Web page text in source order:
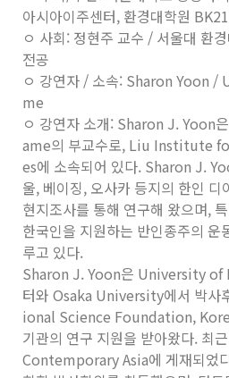
아시아이주센터, 환경대학원 BK21
ㅇ 사회: 정현주 교수 / 서울대 환
전공
ㅇ 강연자 / 소속: Sharon Yoon
me
ㅇ 강연자 소개: Sharon J.
ame의 부교수로, Liu Institute
es에 소속되어 있다. Sharon J.
울, 베이징, 오사카 등지의 한인
현지조사를 통해 연구해 왔으며,
한국인을 지원하는 반인종주의 운
루고 있다.
Sharon J. Yoon은 University of
터와 Osaka University에서 박사
ional Science Foundation,
기관의 연구 지원을 받아왔다.
Contemporary Asia에 게재되었